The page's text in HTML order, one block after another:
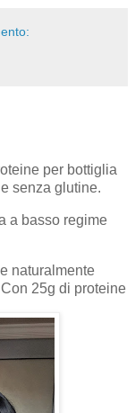
per bottiglia
senza glutine.
a basso regime
naturalmente
25g di proteine